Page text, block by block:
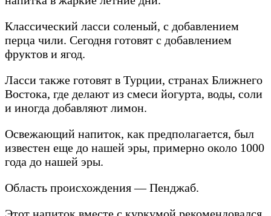
Классический ласси соленый, с добавлением
перца чили. Сегодня готовят с добавлением
фруктов и ягод.
Ласси также готовят в Турции, странах Ближнего
Востока, где делают из смеси йогурта, воды, соли
и иногда добавляют лимон.
Освежающий напиток, как предполагается, был
известен еще до нашей эры, примерно около 1000
года до нашей эры.
Область происхождения — Пенджаб.
Этот напиток вместе с куркумой рекомендовался